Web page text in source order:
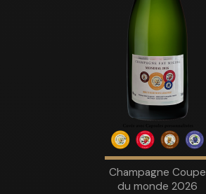
Champagne Coupe
du monde 2026